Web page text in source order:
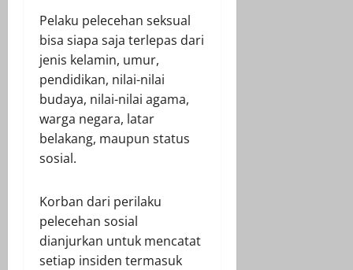
Pelaku pelecehan seksual
bisa siapa saja terlepas dari
jenis kelamin, umur,
pendidikan, nilai-nilai
budaya, nilai-nilai agama,
warga negara, latar
belakang, maupun status
sosial.
Korban dari perilaku
pelecehan sosial
dianjurkan untuk mencatat
setiap insiden termasuk